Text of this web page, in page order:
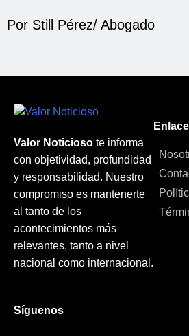
Por Still Pérez/ Abogado
Valor Noticioso te informa
con objetividad, profundidad
y responsabilidad. Nuestro
compromiso es mantenerte
al tanto de los
acontecimientos más
relevantes, tanto a nivel
nacional como internacional.
Síguenos